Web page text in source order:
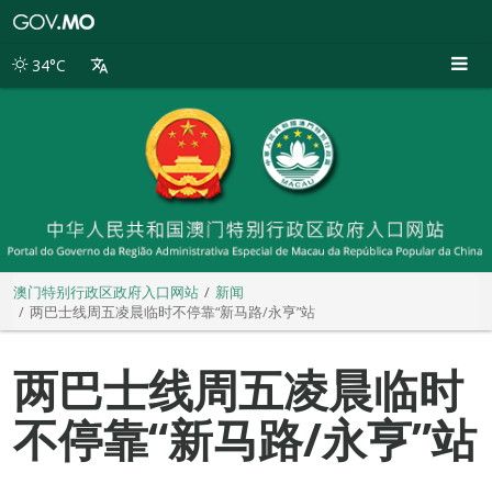
别
34°C
澳门特别行政区政府入口网站
新闻
两巴士线周五凌晨临时不停靠“新马路/永亨”站
两巴士线周五凌晨临时
不停靠“新马路/永亨”站